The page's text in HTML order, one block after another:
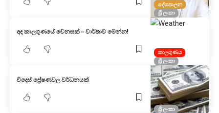
දේශපාලන
ශ්‍රී ලංකා
කාලගුණය
ශ්‍රී ලංකා
අද කාලගුණයේ වෙනසක් – වාර්තාව මෙන්න!
ශ්‍රී ලංකා
විදෙස් ප්‍රේෂණවල වර්ධනයක්